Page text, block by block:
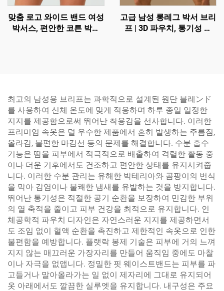
맞춤 로고 와이드 밴드 여성
박서스, 편안한 코튼 박서
고급 남성 롱레그 박서 브리
프 | 3D 파우치, 통기성 및
최고의 남성용 브리프는 과학적으로 설계된 원단 블레ンド
를 사용하여 신체 온도에 맞게 적응하며 하루 종일 일정한
지지를 제공함으로써 뛰어난 착용감을 선사합니다. 이러한
프리미엄 속옷은 덜 우수한 제품에서 흔히 발생하는 주름짐,
올라감, 불편한 마감선 등의 문제를 해결합니다. 수분 흡수
기능은 땀을 피부에서 적극적으로 배출하여 격렬한 활동 중
이나 더운 기후에서도 건조하고 편안한 상태를 유지시켜줍
니다. 이러한 수분 관리는 유해한 박테리아와 곰팡이의 번식
을 막아 감염이나 불쾌한 냄새를 유발하는 것을 방지합니다.
뛰어난 통기성은 적절한 공기 순환을 보장하여 민감한 부위
의 열 축적을 줄이고 피부 건강을 최적으로 유지합니다. 인
체공학적 파우치 디자인은 자연스러운 지지를 제공하면서
도 조임 없이 혈액 순환을 촉진하고 제한적인 속옷으로 인한
불편함을 예방합니다. 플랫락 봉제 기술은 피부에 거의 느껴
지지 않는 매끄러운 가장자리를 만들어 움직임 중에도 마찰
이나 자극을 없앱니다. 정밀한 핏 웨이스트밴드는 피부를 파
고들거나 말아올라가는 일 없이 제자리에 그대로 유지되어
옷 아래에서도 깔끔한 실루엣을 유지합니다. 내구성은 주요